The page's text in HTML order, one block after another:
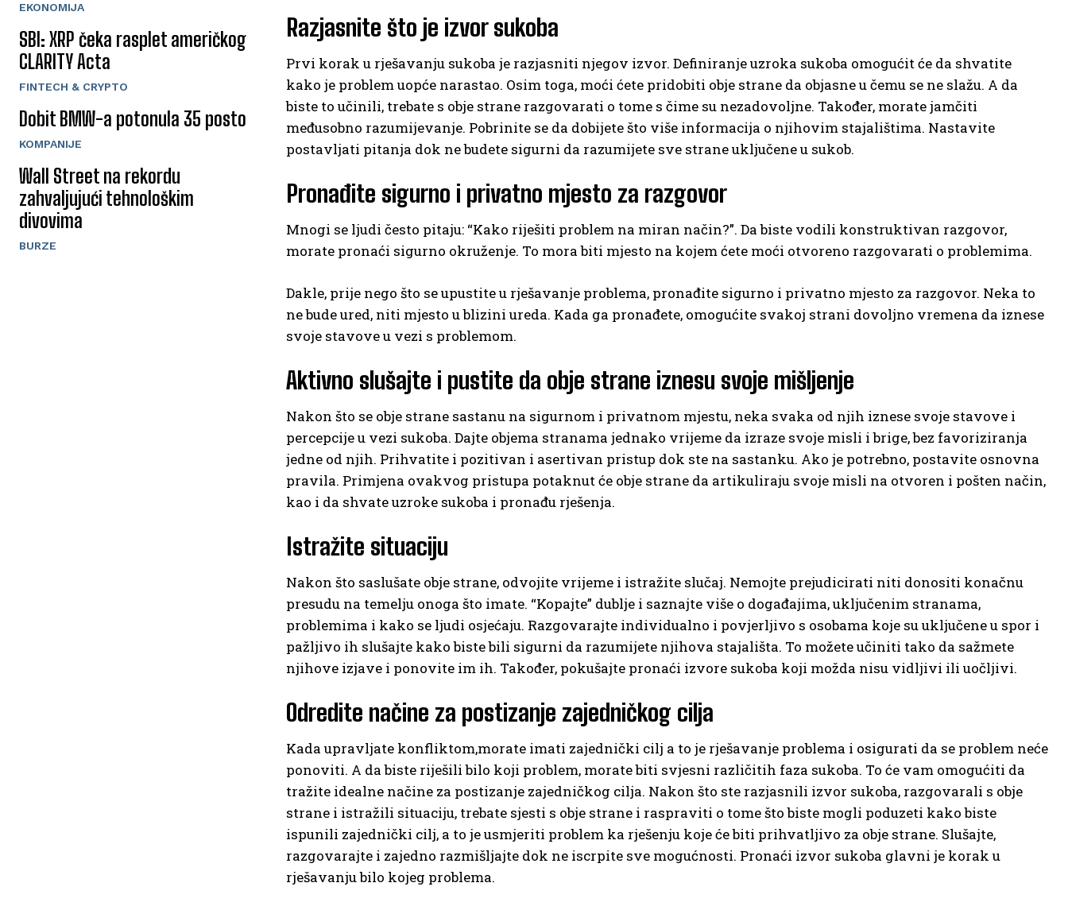
EKONOMIJA
SBI: XRP čeka rasplet američkog
CLARITY Acta
FINTECH & CRYPTO
Dobit BMW-a potonula 35 posto
KOMPANIJE
Wall Street na rekordu
zahvaljujući tehnološkim
divovima
BURZE
Razjasnite što je izvor sukoba
Prvi korak u rješavanju sukoba je razjasniti njegov izvor. Definiranje uzroka sukoba omogućit će da shvatite
kako je problem uopće narastao. Osim toga, moći ćete pridobiti obje strane da objasne u čemu se ne slažu. A da
biste to učinili, trebate s obje strane razgovarati o tome s čime su nezadovoljne. Također, morate jamčiti
međusobno razumijevanje. Pobrinite se da dobijete što više informacija o njihovim stajalištima. Nastavite
postavljati pitanja dok ne budete sigurni da razumijete sve strane uključene u sukob.
Pronađite sigurno i privatno mjesto za razgovor
Mnogi se ljudi često pitaju: “Kako riješiti problem na miran način?”. Da biste vodili konstruktivan razgovor,
morate pronaći sigurno okruženje. To mora biti mjesto na kojem ćete moći otvoreno razgovarati o problemima.
Dakle, prije nego što se upustite u rješavanje problema, pronađite sigurno i privatno mjesto za razgovor. Neka to
ne bude ured, niti mjesto u blizini ureda. Kada ga pronađete, omogućite svakoj strani dovoljno vremena da iznese
svoje stavove u vezi s problemom.
Aktivno slušajte i pustite da obje strane iznesu svoje mišljenje
Nakon što se obje strane sastanu na sigurnom i privatnom mjestu, neka svaka od njih iznese svoje stavove i
percepcije u vezi sukoba. Dajte objema stranama jednako vrijeme da izraze svoje misli i brige, bez favoriziranja
jedne od njih. Prihvatite i pozitivan i asertivan pristup dok ste na sastanku. Ako je potrebno, postavite osnovna
pravila. Primjena ovakvog pristupa potaknut će obje strane da artikuliraju svoje misli na otvoren i pošten način,
kao i da shvate uzroke sukoba i pronađu rješenja.
Istražite situaciju
Nakon što saslušate obje strane, odvojite vrijeme i istražite slučaj. Nemojte prejudicirati niti donositi konačnu
presudu na temelju onoga što imate. “Kopajte” dublje i saznajte više o događajima, uključenim stranama,
problemima i kako se ljudi osjećaju. Razgovarajte individualno i povjerljivo s osobama koje su uključene u spor i
pažljivo ih slušajte kako biste bili sigurni da razumijete njihova stajališta. To možete učiniti tako da sažmete
njihove izjave i ponovite im ih. Također, pokušajte pronaći izvore sukoba koji možda nisu vidljivi ili uočljivi.
Odredite načine za postizanje zajedničkog cilja
Kada upravljate konfliktom,morate imati zajednički cilj a to je rješavanje problema i osigurati da se problem neće
ponoviti. A da biste riješili bilo koji problem, morate biti svjesni različitih faza sukoba. To će vam omogućiti da
tražite idealne načine za postizanje zajedničkog cilja. Nakon što ste razjasnili izvor sukoba, razgovarali s obje
strane i istražili situaciju, trebate sjesti s obje strane i raspraviti o tome što biste mogli poduzeti kako biste
ispunili zajednički cilj, a to je usmjeriti problem ka rješenju koje će biti prihvatljivo za obje strane. Slušajte,
razgovarajte i zajedno razmišljajte dok ne iscrpite sve mogućnosti. Pronaći izvor sukoba glavni je korak u
rješavanju bilo kojeg problema.